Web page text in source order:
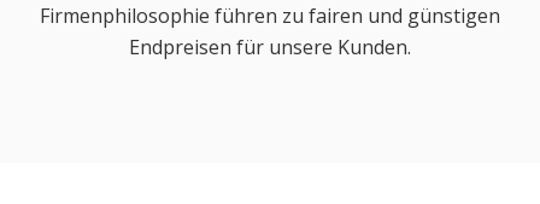
Firmenphilosophie führen zu fairen und günstigen
Endpreisen für unsere Kunden.